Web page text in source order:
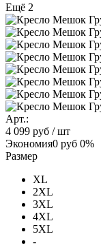
Ещё 2
Арт.:
4 099 руб / шт
Экономия0 руб 0%
Размер
XL
2XL
3XL
4XL
5XL
-